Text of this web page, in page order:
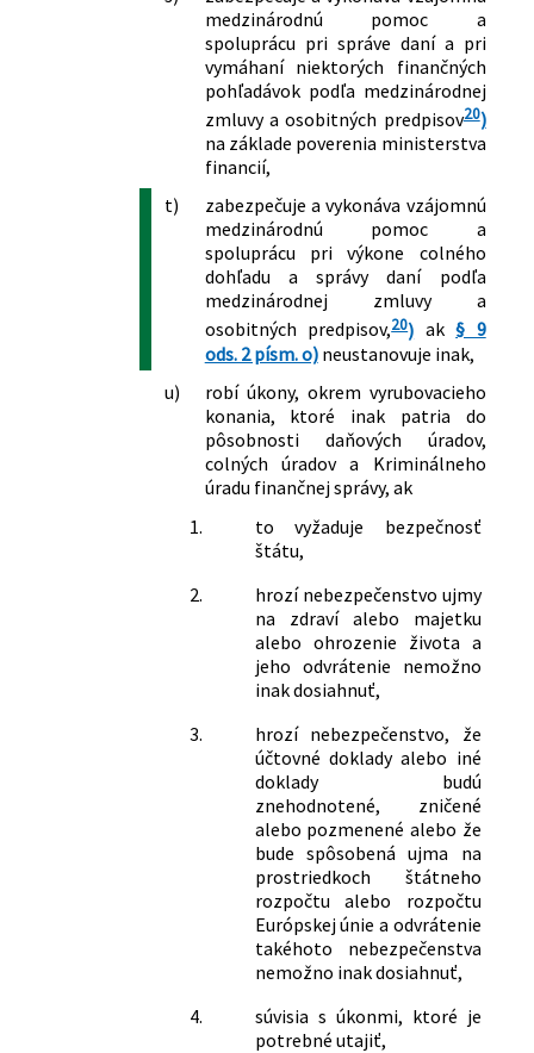
medzinárodnú pomoc a
spoluprácu pri správe daní a pri
vymáhaní niektorých finančných
pohľadávok podľa medzinárodnej
zmluvy a osobitných predpisov20)
na základe poverenia ministerstva
financií,
t)
zabezpečuje a vykonáva vzájomnú
medzinárodnú pomoc a
spoluprácu pri výkone colného
dohľadu a správy daní podľa
medzinárodnej zmluvy a
osobitných predpisov,20) ak§ 9
ods. 2 písm. o)neustanovuje inak,
u)
robí úkony, okrem vyrubovacieho
konania, ktoré inak patria do
pôsobnosti daňových úradov,
colných úradov a Kriminálneho
úradu finančnej správy, ak
1.
to vyžaduje bezpečnosť
štátu,
2.
hrozí nebezpečenstvo ujmy
na zdraví alebo majetku
alebo ohrozenie života a
jeho odvrátenie nemožno
inak dosiahnuť,
3.
hrozí nebezpečenstvo, že
účtovné doklady alebo iné
doklady budú
znehodnotené, zničené
alebo pozmenené alebo že
bude spôsobená ujma na
prostriedkoch štátneho
rozpočtu alebo rozpočtu
Európskej únie a odvrátenie
takéhoto nebezpečenstva
nemožno inak dosiahnuť,
4.
súvisia s úkonmi, ktoré je
potrebné utajiť,